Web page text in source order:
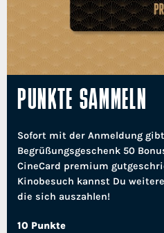
PUNKTE SAMMELN
Sofort mit der Anmeldung
Begrüßungsgeschenk 50
CineCard premium
Kinobesuch kannst Du
die sich auszahlen!
10 Punkte